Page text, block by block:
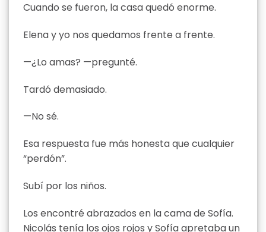
Cuando se fueron, la casa quedó enorme.
Elena y yo nos quedamos frente a frente.
—¿Lo amas? —pregunté.
Tardó demasiado.
—No sé.
Esa respuesta fue más honesta que cualquier
“perdón”.
Subí por los niños.
Los encontré abrazados en la cama de Sofía.
Nicolás tenía los ojos rojos y Sofía apretaba un